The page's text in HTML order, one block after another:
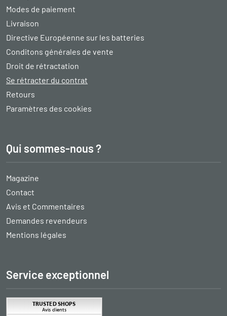
Modes de paiement
Livraison
Directive Européenne sur les batteries
Conditons générales de vente
Droit de rétractation
Se rétracter du contrat
Retours
Paramètres des cookies
Qui sommes-nous ?
Magazine
Contact
Avis et Commentaires
Demandes revendeurs
Mentions légales
Service exceptionnel